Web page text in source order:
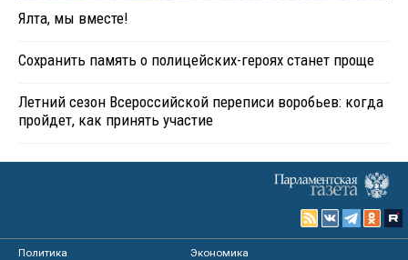
Ялта, мы вместе!
Сохранить память о полицейских-героях станет проще
Летний сезон Всероссийской переписи воробьев: когда
пройдет, как принять участие
Политика
Экономика